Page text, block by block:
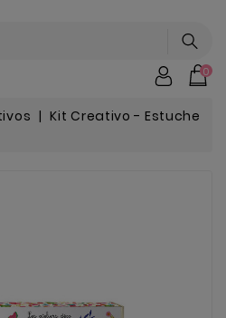
0
Kit Creativo - Estuche